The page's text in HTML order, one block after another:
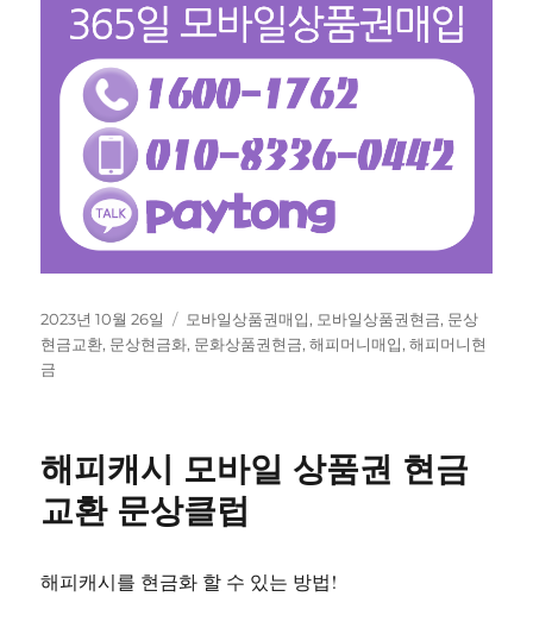
작
성
일
2023년 10월 26일
태
그
모바일상품권매입, 모바일상품권현금, 문상
현금교환, 문상현금화, 문화상품권현금,해피머니매입,해피머니현
금
해피캐시 모바일 상품권 현금
교환 문상클럽
해피캐시를 현금화 할 수 있는 방법!